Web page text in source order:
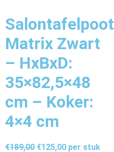
Salontafelpoot
Matrix Zwart
– HxBxD:
35×82,5×48
cm – Koker:
4×4 cm
€189,00 €125,00 per stuk